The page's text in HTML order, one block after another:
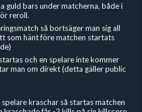
guld bars under matcherna, både i
reroll.
så bortsäger man sig all
som hänt före matchen startats
och en spelare inte kommer
man om direkt (detta gäller public
spelare kraschar så startas matchen